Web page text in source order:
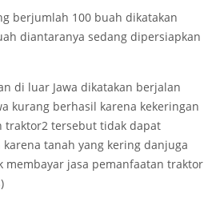
berjumlah 100 buah dikatakan
diantaranya sedang dipersiapkan
di luar Jawa dikatakan berjalan
kurang berhasil karena kekeringan
traktor2 tersebut tidak dapat
tanah yang kering danjuga
membayar jasa pemanfaatan traktor